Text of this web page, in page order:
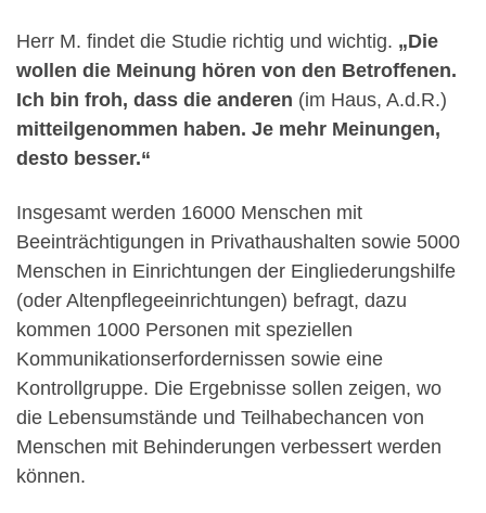
Herr M. findet die Studie richtig und wichtig. „Die
wollen die Meinung hören von den Betroffenen.
Ich bin froh, dass die anderen (im Haus, A.d.R.)
mitteilgenommen haben. Je mehr Meinungen,
desto besser.“
Insgesamt werden 16000 Menschen mit
Beeinträchtigungen in Privathaushalten sowie 5000
Menschen in Einrichtungen der Eingliederungshilfe
(oder Altenpflegeeinrichtungen) befragt, dazu
kommen 1000 Personen mit speziellen
Kommunikationserfordernissen sowie eine
Kontrollgruppe. Die Ergebnisse sollen zeigen, wo
die Lebensumstände und Teilhabechancen von
Menschen mit Behinderungen verbessert werden
können.